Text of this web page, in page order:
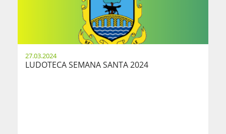
27.03.2024
LUDOTECA SEMANA SANTA 2024